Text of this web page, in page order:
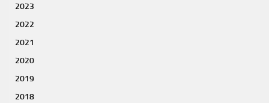
2023
2022
2021
2020
2019
2018